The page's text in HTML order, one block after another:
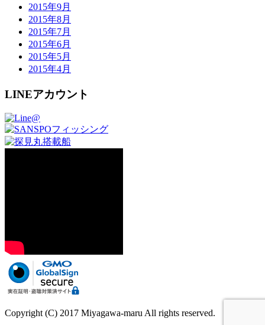
2015年9月
2015年8月
2015年7月
2015年6月
2015年5月
2015年4月
LINEアカウント
Copyright (C) 2017 Miyagawa-maru All rights reserved.